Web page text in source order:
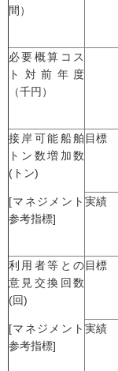
間）
必要概算コス
ト対前年度
（千円）
接岸可能船舶
トン数増加数
(トン)
[マネジメント
参考指標]
目標
実績
利用者等との
意見交換回数
(回)
[マネジメント
参考指標]
目標
実績